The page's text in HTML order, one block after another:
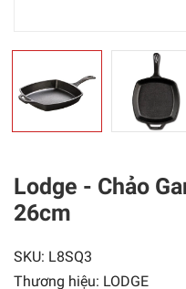
Lodge - Chảo
26cm
SKU: L8SQ3
Thương hiệu: LODGE